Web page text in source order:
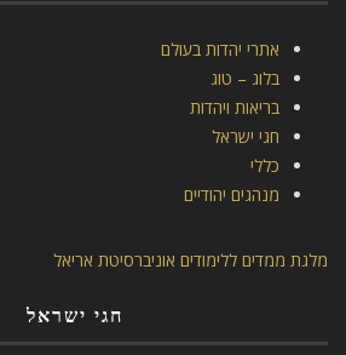
אתרי יהדות בעולם
בלוג – טוג
בריאות ויהדות
חגי ישראל
כללי
מנהגים יהודיים
מלגת ממדים ללימודים אוניברסיטת אריאל
חגי ישראל